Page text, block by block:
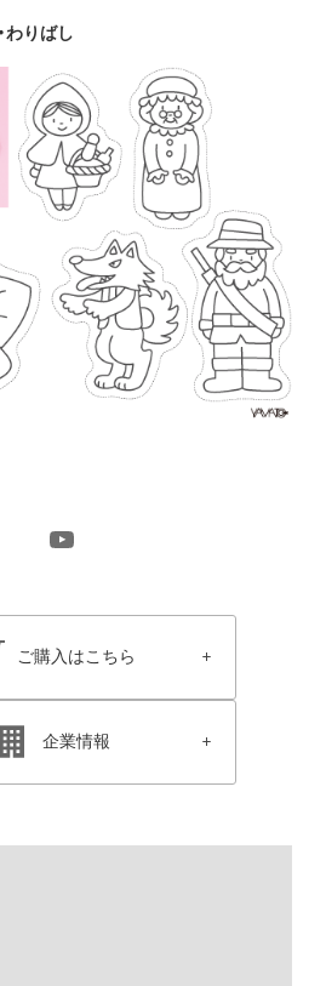
わりばし
YouTube
ご購入はこちら
企業情報